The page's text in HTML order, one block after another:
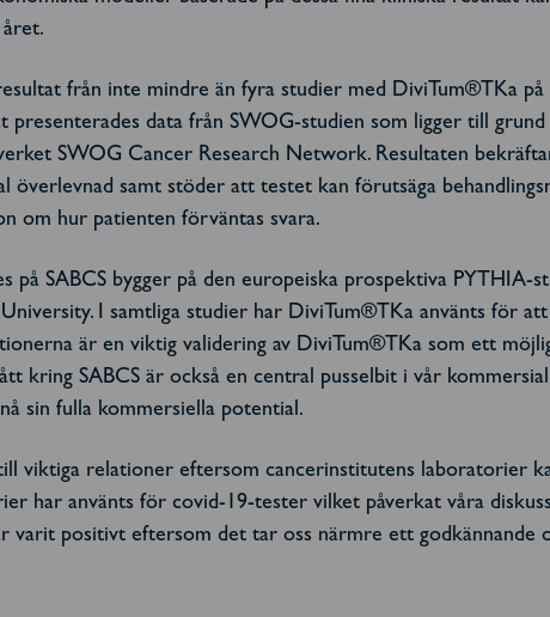
från inte mindre än fyra studier med DiviTum®TKa
presenterades data från SWOG-studien som ligger till
SWOG Cancer Research Network. Resultaten
överlevnad samt stöder att testet kan förutsäga
om hur patienten förväntas svara.
SABCS bygger på den europeiska prospektiva PYTHIA-
I samtliga studier har DiviTum®TKa använts för
är en viktig validering av DiviTum®TKa som ett
kring SABCS är också en central pusselbit i vår
sin fulla kommersiella potential.
viktiga relationer eftersom cancerinstitutens laboratorier
har använts för covid-19-tester vilket påverkat våra
varit positivt eftersom det tar oss närmre ett